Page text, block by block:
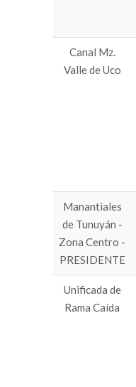
Canal Mz.
Valle de Uco
Manantiales
de Tunuyán -
Zona Centro -
PRESIDENTE
Unificada de
Rama Caída